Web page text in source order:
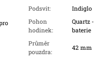
Podsvit:
Indiglo
Pohon
hodinek:
Quartz -
baterie
Průměr
pouzdra:
42 mm